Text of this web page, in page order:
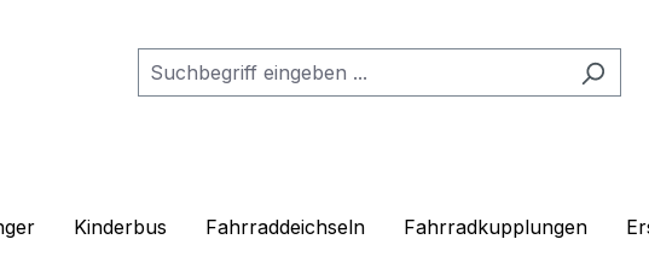
Kinderbus Fahrraddeichseln Fahrradkupplungen